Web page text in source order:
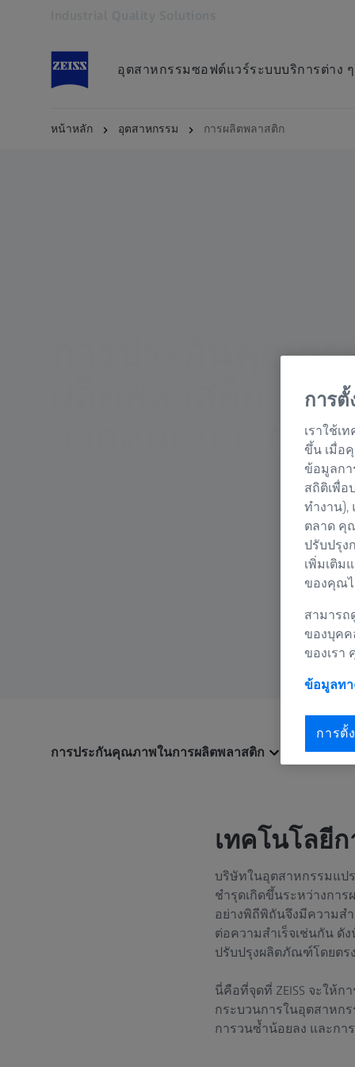
อุตสาหกรรมซอฟต์แวร์ระบบบริการต่าง ๆ
หน้าหลัก อุตสาหกรรม การผลิตพลาสติก
การประกันคุณภ
จากต้นแบบสู่การ
การประกันคุณภาพในการผลิตพลาสติก
เทคโนโลยี
บริษัทในอุตสาหกรรมแป
ชำรุดเกิดขึ้นระหว่างกา
อย่างพิถีพิถันจึงมีความส
ต่อความสำเร็จเช่นกัน ดั
ปรับปรุงผลิตภัณฑ์โดยตร
นี่คือที่จุดที่ ZEISS จะให้
กระบวนการในอุตสาหก
การวนซ้ำน้อยลง และกา
การตั้
เราใช้เ
ขึ้น เมื่อ
ข้อมูลกา
สถิติเพื่อ
ทำงาน),
ตลาด คุ
ปรับปรุง
เพิ่มเติม
ของคุณ
สามารถ
ของบุค
ของเรา
ข้อมูลท
การตั้